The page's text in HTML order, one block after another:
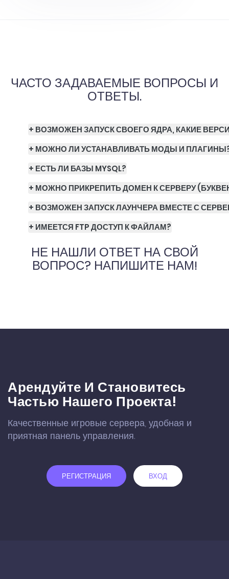
ЧАСТО ЗАДАВАЕМЫЕ ВОПРОСЫ И
ОТВЕТЫ.
+ ВОЗМОЖЕН ЗАПУСК СВОЕГО ЯДРА, КАКИЕ
+ МОЖНО ЛИ УСТАНАВЛИВАТЬ МОДЫ И
+ ЕСТЬ ЛИ БАЗЫ MYSQL?
+ МОЖНО ПРИКРЕПИТЬ ДОМЕН К СЕРВЕРУ
+ ВОЗМОЖЕН ЗАПУСК ЛАУНЧЕРА ВМЕСТЕ С
+ ИМЕЕТСЯ FTP ДОСТУП К ФАЙЛАМ?
НЕ НАШЛИ ОТВЕТ НА СВОЙ
ВОПРОС? НАПИШИТЕ НАМ!
Арендуйте И Становитесь
Частью Нашего Проекта!
Качественные игровые сервера, удобная и
приятная панель управления.
РЕГИСТРАЦИЯ ВХОД